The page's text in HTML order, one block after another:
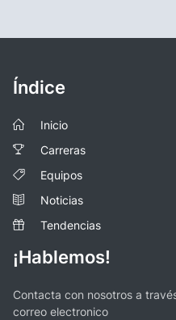
Índice
Inicio
Carreras
Equipos
Noticias
Tendencias
¡Hablemos!
Contacta con nosotros a
correo electronico